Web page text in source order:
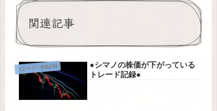
関連記事
トレード・実践記録
●シマノの株価が下がっている
トレード記録●